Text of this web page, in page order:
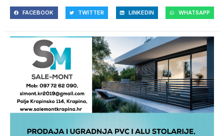
FACEBOOK TWITTER LINKEDIN WHATSAPP